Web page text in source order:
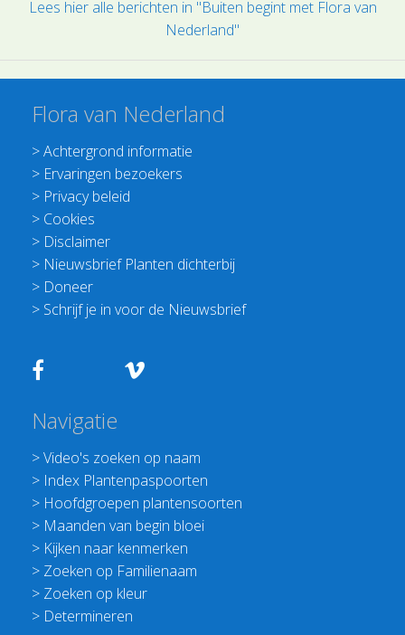
Lees hier alle berichten in "Buiten begint met Flora van
Nederland"
Flora van Nederland
>Achtergrond informatie
> Ervaringen bezoekers
> Privacy beleid
> Cookies
> Disclaimer
> Nieuwsbrief Planten dichterbij
> Doneer
> Schrijf je in voor de Nieuwsbrief
Navigatie
>Video's zoeken op naam
> Index Plantenpaspoorten
> Hoofdgroepen plantensoorten
> Maanden van begin bloei
> Kijken naar kenmerken
> Zoeken op Familienaam
> Zoeken op kleur
> Determineren